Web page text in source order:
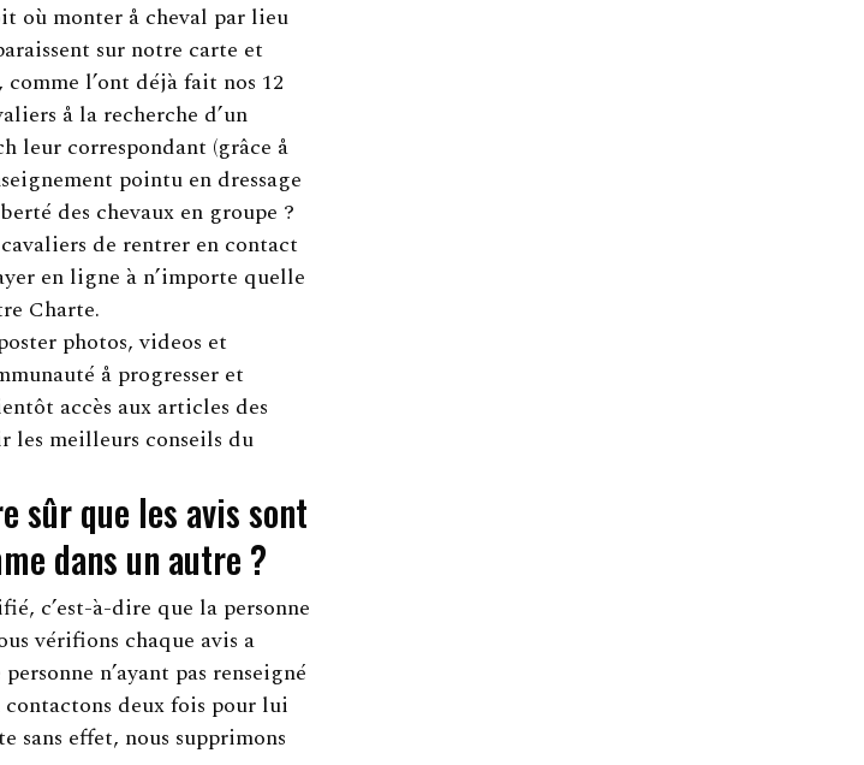
où monter å cheval par lieu
sur notre carte et
l’ont déjà fait nos 12
å la recherche d’un
leur correspondant (grâce å
pointu en dressage
des chevaux en groupe ?
de rentrer en contact
en ligne à n’importe quelle
Charte.
photos, videos et
å progresser et
accès aux articles des
les meilleurs conseils du
sûr que les avis sont
dans un autre ?
c’est-à-dire que la personne
vérifions chaque avis a
n’ayant pas renseigné
contactons deux fois pour lui
sans effet, nous supprimons